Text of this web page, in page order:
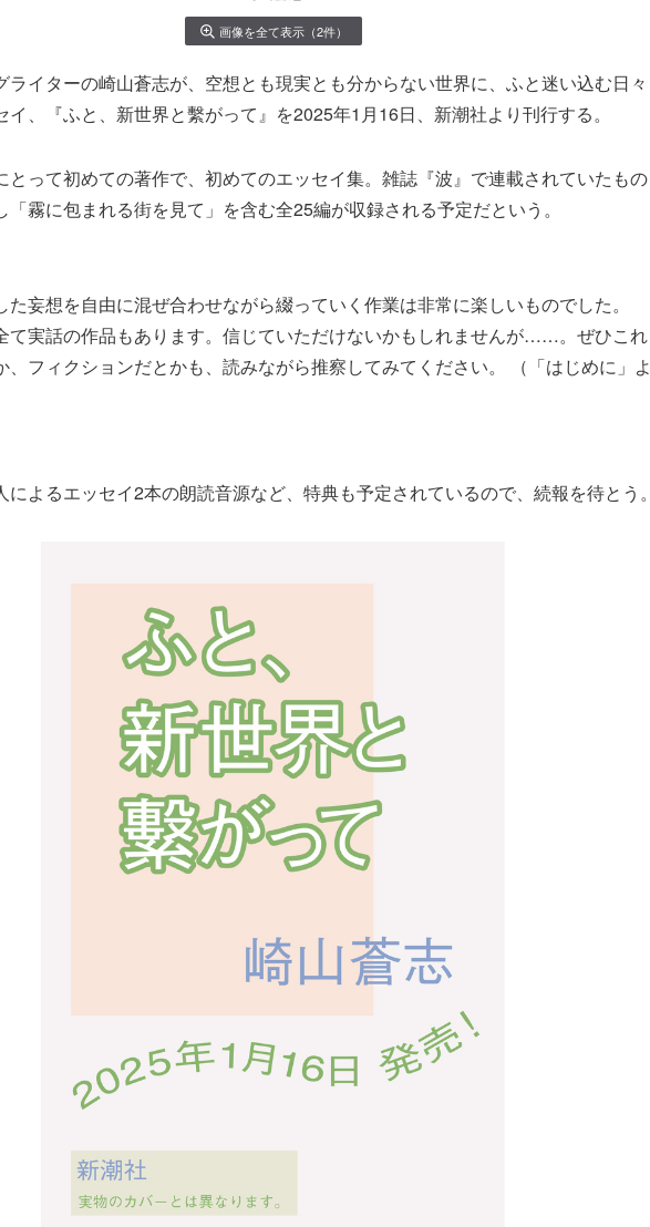
画像を全て表示（2件）
ライターの崎山蒼志が、空想とも現実とも分からない世界に、ふと迷い込む日々
イ、『ふと、新世界と繫がって』を2025年1月16日、新潮社より刊行する。
とって初めての著作で、初めてのエッセイ集。雑誌『波』で連載されていたもの
「霧に包まれる街を見て」を含む全25編が収録される予定だという。
た妄想を自由に混ぜ合わせながら綴っていく作業は非常に楽しいものでした。
て実話の作品もあります。信じていただけないかもしれませんが……。ぜひこれ
、フィクションだとかも、読みながら推察してみてください。 （「はじめに」よ
によるエッセイ2本の朗読音源など、特典も予定されているので、続報を待とう。